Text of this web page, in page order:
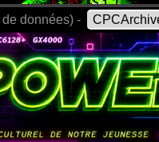
de données) -